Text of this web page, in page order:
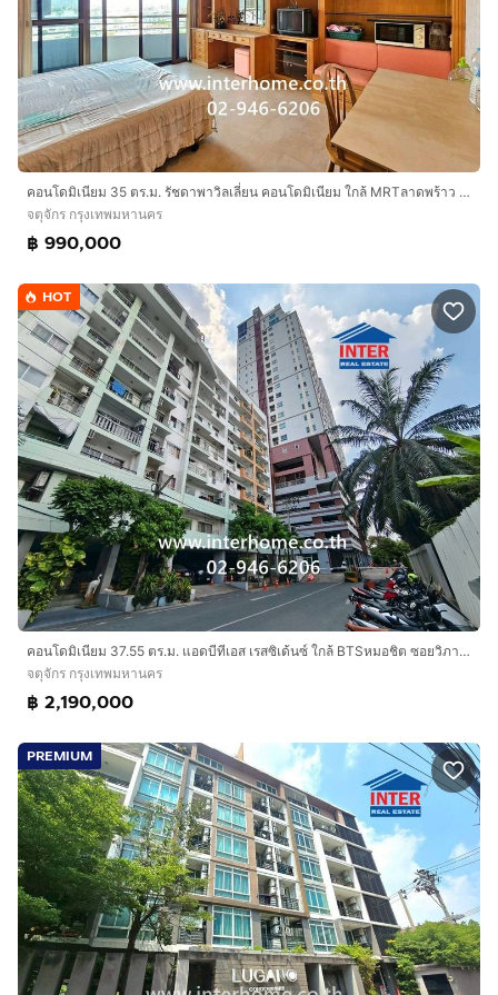
คอนโดมิเนียม 35 ตร.ม. รัชดาพาวิลเลี่ยน คอนโดมิเนียม ใกล้ MRTลาดพร้าว ซอยรัชดาภิเษก32 ถนนรัชดาภิเษก ถนนรัชดาภิเษก32 เขตจตุจักร กรุงเทพมหานคร
จตุจักร กรุงเทพมหานคร
฿ 990,000
HOT
คอนโดมิเนียม 37.55 ตร.ม. แอดบีทีเอส เรสซิเด้นซ์ ใกล้ BTSหมอชิต ซอยวิภาวดีรังสิต3 (ซอยร่วมศิริมิตร) ถนนวิภาวดีรังสิต เขตจตุจักร กรุงเทพมหานคร
จตุจักร กรุงเทพมหานคร
฿ 2,190,000
PREMIUM